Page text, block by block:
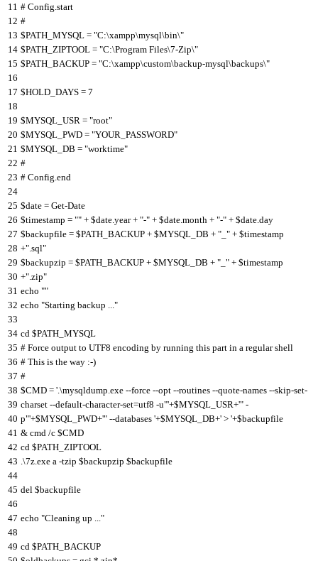
11
12
13
14
15
16
17
18
19
20
21
22
23
24
25
26
27
28
29
30
31
32
33
34
35
36
37
38
39
40
41
42
43
44
45
46
47
48
49
# Config.start
#
$PATH_MYSQL = "C:\xampp\mysql\bin\"
$PATH_ZIPTOOL = "C:\Program Files\7-Zip\"
$PATH_BACKUP = "C:\xampp\custom\backup-mysql\backups\"
$HOLD_DAYS = 7
$MYSQL_USR = "root"
$MYSQL_PWD = "YOUR PASSWORD"
$MYSQL_DB = "worktime"
#
# Config.end
$date = Get-Date
$timestamp = "" + $date.year + "-" + $date.month + "-" + $date.day
$backupfile = $PATH_BACKUP + $MYSQL_DB + " " + $timestamp
+" sql"
$backupzip = $PATH_BACKUP + $MYSQL_DB + " " + $timestamp
+" zip"
echo ""
echo "Starting backup "
cd $PATH_MYSQL
# Force output to UTF8 encoding by running this part in a regular shell
# This is the way :-)
#
$CMD = '.\mysqldump.exe --force --opt --routines --quote-names --skip-set-
charset --default-character-set=utf8 -u"'+$MYSQL_USR+'" -
p"'+$MYSQL_PWD+'" --databases '+$MYSQL_DB+' > '+$backupfile
& cmd /c $CMD
cd $PATH_ZIPTOOL
.\7z.exe a -tzip $backupzip $backupfile
del $backupfile
echo "Cleaning up "
cd $PATH_BACKUP